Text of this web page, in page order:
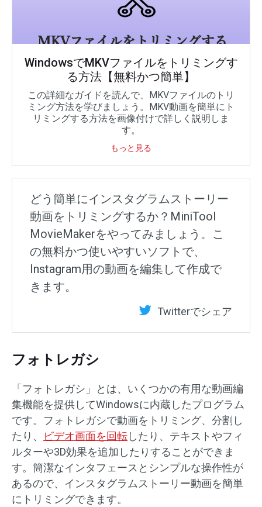
WindowsでMKVファイルをトリミングす
る方法【無料かつ簡単】
この詳細なガイドを読んで、MKVファイルのトリ
ミング方法を学びましょう。MKV動画を簡単にト
リミングする方法を画像付けで詳しく説明しま
す。
もっと見る
どう簡単にインスタグラムストーリー
動画をトリミングするか？MiniTool
MovieMakerをやってみましょう。こ
の無料かつ使いやすいソフトで、
Instagram用の動画を編集して作成で
きます。
Twitterでシェア
フォトレガシ
「フォトレガシ」とは、いくつかの有用な動画編
集機能を提供してWindowsに内蔵したプログラム
です。フォトレガシで動画をトリミング、分割し
たり、
ビデオ画面を回転したり、テキストやフィ
ルターや3D効果を追加したりすることができま
す。簡潔なインタフェースとシンプルな操作性が
あるので、インスタグラムストーリー動画を簡単
にトリミングできます。